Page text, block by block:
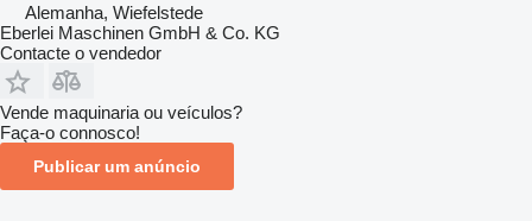
Alemanha, Wiefelstede
Eberlei Maschinen GmbH & Co. KG
Contacte o vendedor
Vende maquinaria ou veículos?
Faça-o connosco!
Publicar um anúncio